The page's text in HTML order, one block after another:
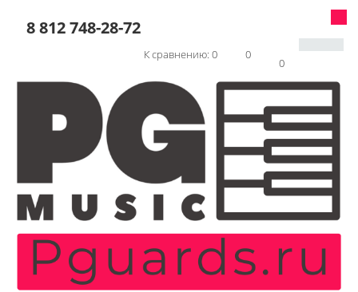
8 812 748-28-72
0
0
К сравнению: 0